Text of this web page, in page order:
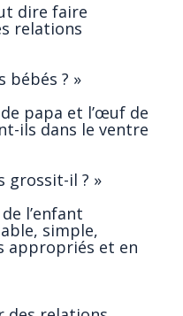
dire faire
relations
bébés ? »
papa et l’œuf de
ils dans le ventre
grossit-il ? »
l’enfant
simple,
appropriés et en